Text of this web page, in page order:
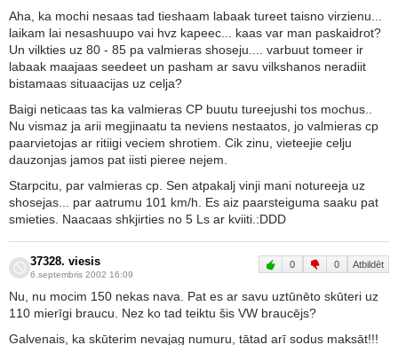
Aha, ka mochi nesaas tad tieshaam labaak tureet taisno virzienu...
laikam lai nesashuupo vai hvz kapeec... kaas var man paskaidrot?
Un vilkties uz 80 - 85 pa valmieras shoseju.... varbuut tomeer ir
labaak maajaas seedeet un pasham ar savu vilkshanos neradiit
bistamaas situaacijas uz celja?
Baigi neticaas tas ka valmieras CP buutu tureejushi tos mochus..
Nu vismaz ja arii megjinaatu ta neviens nestaatos, jo valmieras cp
paarvietojas ar ritiigi veciem shrotiem. Cik zinu, vieteejie celju
dauzonjas jamos pat iisti pieree nejem.
Starpcitu, par valmieras cp. Sen atpakalj vinji mani notureeja uz
shosejas... par aatrumu 101 km/h. Es aiz paarsteiguma saaku pat
smieties. Naacaas shkjirties no 5 Ls ar kviiti.:DDD
37328. viesis
6.septembris 2002 16:09
0 0 Atbildēt
Nu, nu mocim 150 nekas nava. Pat es ar savu uztūnēto skūteri uz
110 mierīgi braucu. Nez ko tad teiktu šis VW braucējs?
Galvenais, ka skūterim nevajag numuru, tātad arī sodus maksāt!!!